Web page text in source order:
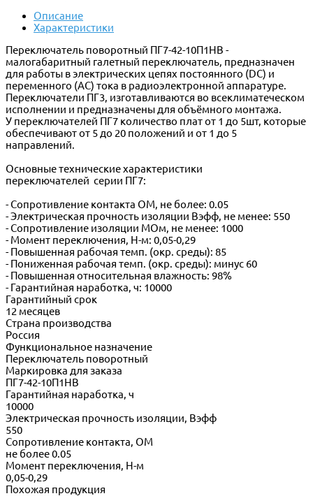
Описание
Характеристики
Переключатель поворотный ПГ7-42-10П1НВ -
малогабаритный галетный переключатель, предназначен
для работы в электрических цепях постоянного (DC) и
переменного (АС) тока в радиоэлектронной аппаратуре.
Переключатели ПГ3, изготавливаются во всеклиматеческом
исполнении и предназначены для объёмного монтажа.
У переключателей ПГ7 количество плат от 1 до 5шт, которые
обеспечивают от 5 до 20 положений и от 1 до 5
направлений.
Основные технические характеристики
переключателей серии ПГ7:
- Сопротивление контакта ОМ, не более: 0.05
- Электрическая прочность изоляции Вэфф, не менее: 550
- Сопротивление изоляции МОм, не менее: 1000
- Момент переключения, Н-м: 0,05-0,29
- Повышенная рабочая темп. (окр. среды): 85
- Пониженная рабочая темп. (окр. среды): минус 60
- Повышенная относительная влажность: 98%
- Гарантийная наработка, ч: 10000
Гарантийный срок
12 месяцев
Страна производства
Россия
Функциональное назначение
Переключатель поворотный
Маркировка для заказа
ПГ7-42-10П1НВ
Гарантийная наработка, ч
10000
Электрическая прочность изоляции, Вэфф
550
Сопротивление контакта, ОМ
не более 0.05
Момент переключения, Н-м
0,05-0,29
Похожая продукция